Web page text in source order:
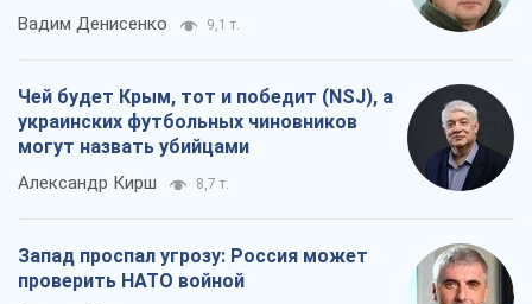
Вадим Денисенко 9,1 т.
Чей будет Крым, тот и победит (NSJ), а
украинских футбольных чиновников
могут назвать убийцами
Александр Кирш 8,7 т.
Запад проспал угрозу: Россия может
проверить НАТО войной